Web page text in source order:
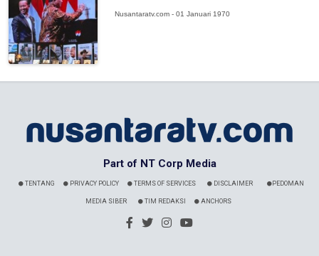
Nusantaratv.com - 01 Januari 1970
Part of NT Corp Media
TENTANG PRIVACY POLICY TERMS OF SERVICES DISCLAIMER PEDOMAN
MEDIA SIBER TIM REDAKSI ANCHORS